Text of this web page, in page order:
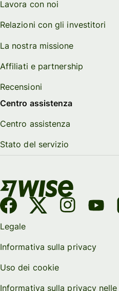
Lavora con noi
Relazioni con gli investitori
La nostra missione
Affiliati e partnership
Recensioni
Centro assistenza
Centro assistenza
Stato del servizio
Legale
Informativa sulla privacy
Uso dei cookie
Informativa sulla privacy